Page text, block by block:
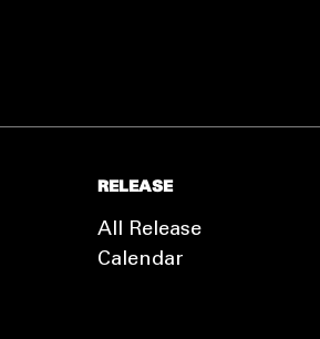
RELEASE
All Release
Calendar